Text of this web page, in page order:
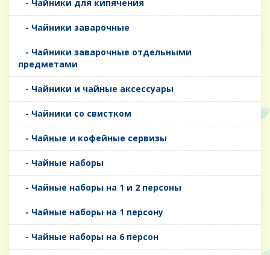
- Чайники для кипячения
- Чайники заварочные
- Чайники заварочные отдельными
предметами
- Чайники и чайные аксессуары
- Чайники со свистком
- Чайные и кофейные сервизы
- Чайные наборы
- Чайные наборы на 1 и 2 персоны
- Чайные наборы на 1 персону
- Чайные наборы на 6 персон